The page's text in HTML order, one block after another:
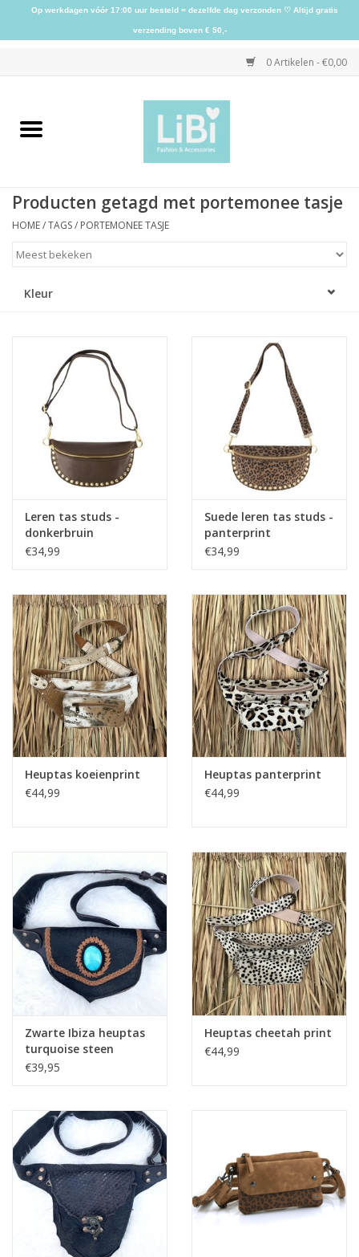
0 Artikelen - €0,00
Home
Schoenen
Accessoires
Home deco
Herensokken
Producten getagd met portemonee tasje
HOME/TAGS/ PORTEMONEE TASJE
Kleur
Leren tas studs -
donkerbruin
€34,99
Suede leren tas studs -
panterprint
€34,99
Heuptas koeienprint
€44,99
Heuptas panterprint
€44,99
Zwarte Ibiza heuptas
turquoise steen
€39,95
Heuptas cheetah print
€44,99
Op werkdagen vóór 17:00 uur besteld = dezelfde dag verzonden ♡ Altijd gratis
verzending boven € 50,-